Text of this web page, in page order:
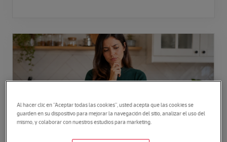
Al hacer clic en “Aceptar todas las cookies”, usted acepta que las cookies se
guarden en su dispositivo para mejorar la navegación del sitio, analizar el uso del
mismo, y colaborar con nuestros estudios para marketing.